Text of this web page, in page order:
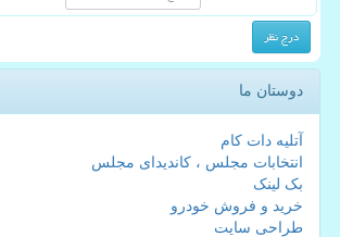
دوستان ما
آتلیه دات کام
انتخابات مجلس ، کاندیدای مجلس
بک لینک
خرید و فروش خودرو
طراحی سایت